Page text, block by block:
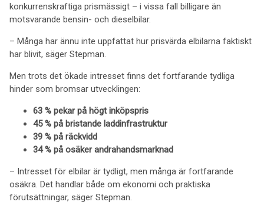
konkurrenskraftiga prismässigt – i vissa fall billigare än
motsvarande bensin- och dieselbilar.
– Många har ännu inte uppfattat hur prisvärda elbilarna faktiskt
har blivit, säger Stepman.
Men trots det ökade intresset finns det fortfarande tydliga
hinder som bromsar utvecklingen:
63 % pekar på högt inköpspris
45 % på bristande laddinfrastruktur
39 % på räckvidd
34 % på osäker andrahandsmarknad
– Intresset för elbilar är tydligt, men många är fortfarande
osäkra. Det handlar både om ekonomi och praktiska
förutsättningar, säger Stepman.